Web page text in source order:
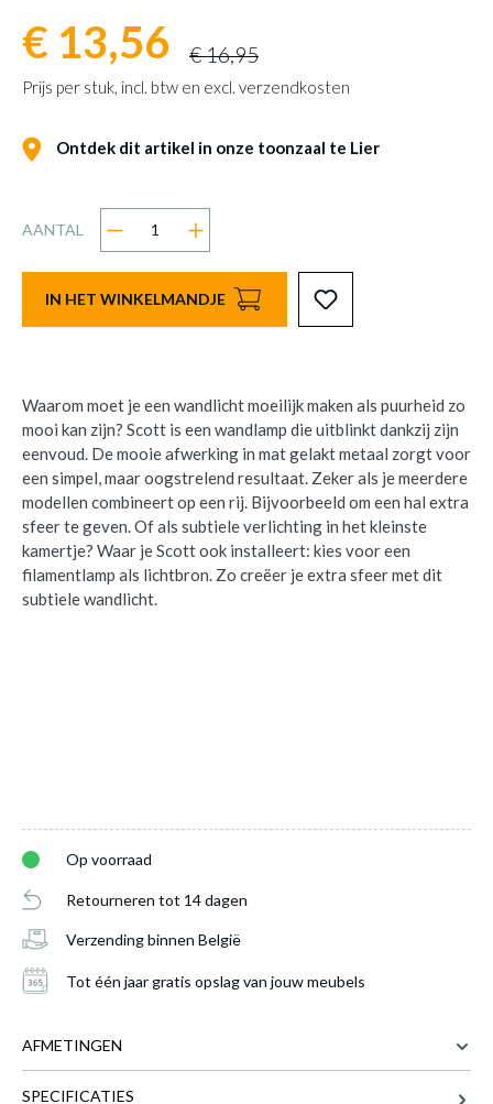
€ 13,56 € 16,95
Prijs per stuk, incl. btw en excl. verzendkosten
Ontdek dit artikel in onze toonzaal te Lier
AANTAL
IN HET WINKELMANDJE
Waarom moet je een wandlicht moeilijk maken als puurheid zo
mooi kan zijn? Scott is een wandlamp die uitblinkt dankzij zijn
eenvoud. De mooie afwerking in mat gelakt metaal zorgt voor
een simpel, maar oogstrelend resultaat. Zeker als je meerdere
modellen combineert op een rij. Bijvoorbeeld om een hal extra
sfeer te geven. Of als subtiele verlichting in het kleinste
kamertje? Waar je Scott ook installeert: kies voor een
filamentlamp als lichtbron. Zo creëer je extra sfeer met dit
subtiele wandlicht.
Op voorraad
Retourneren tot 14 dagen
Verzending binnen België
Tot één jaar gratis opslag van jouw meubels
AFMETINGEN
SPECIFICATIES